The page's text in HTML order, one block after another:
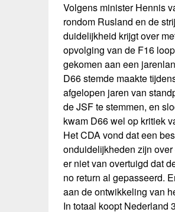
Volgens minister Hennis
rondom Rusland en de
duidelijkheid krijgt over
opvolging van de F16
gekomen aan een
D66 stemde maakte
afgelopen jaren van
de JSF te stemmen, en
kwam D66 wel op kritiek
Het CDA vond dat een
onduidelijkheden zijn
er niet van overtuigd dat
no return al gepasseerd.
aan de ontwikkeling van
In totaal koopt Nederland